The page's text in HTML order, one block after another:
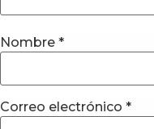
Nombre *
Correo electrónico *